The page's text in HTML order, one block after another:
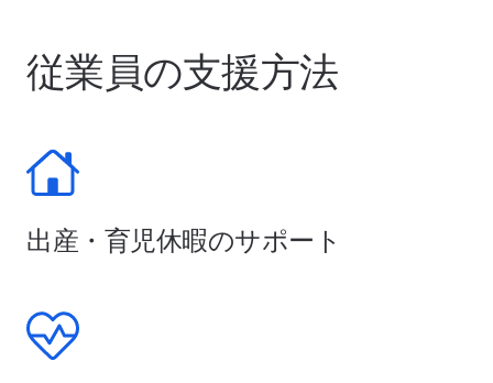
従業員の支援方法
出産・育児休暇のサポート